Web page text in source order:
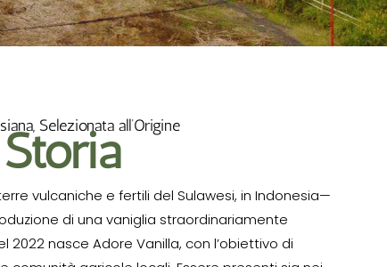
Selezionata all’Origine
vulcaniche e fertili del Sulawesi, in Indonesia—
di una vaniglia straordinariamente
2022 nasce Adore Vanilla, con l’obiettivo di